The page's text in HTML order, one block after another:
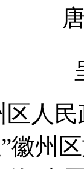
唐
呈
民
徽州